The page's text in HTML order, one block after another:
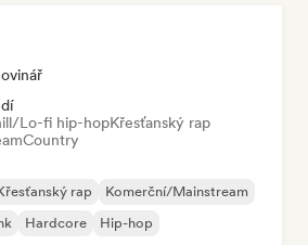
Lo-fi hip-hopKřesťanský rap
Country
rap
Komerční/Mainstream
Hardcore Hip-hop